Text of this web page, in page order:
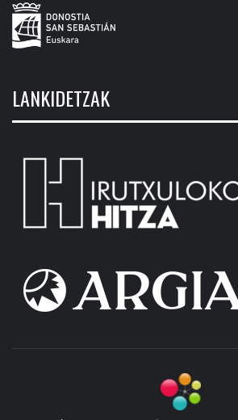
LANKIDETZAK